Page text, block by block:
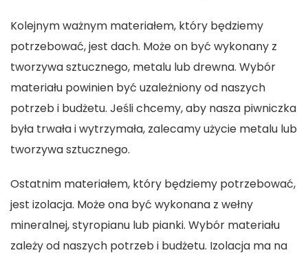
Kolejnym ważnym materiałem, który będziemy
potrzebować, jest dach. Może on być wykonany z
tworzywa sztucznego, metalu lub drewna. Wybór
materiału powinien być uzależniony od naszych
potrzeb i budżetu. Jeśli chcemy, aby nasza piwniczka
była trwała i wytrzymała, zalecamy użycie metalu lub
tworzywa sztucznego.
Ostatnim materiałem, który będziemy potrzebować,
jest izolacja. Może ona być wykonana z wełny
mineralnej, styropianu lub pianki. Wybór materiału
zależy od naszych potrzeb i budżetu. Izolacja ma na